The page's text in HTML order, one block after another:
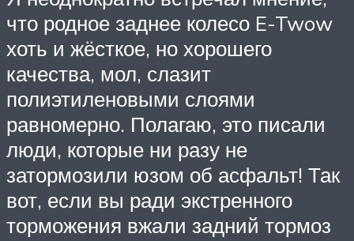
что родное заднее колесо E-Twow
хоть и жёсткое, но хорошего
качества, мол, слазит
полиэтиленовыми слоями
равномерно. Полагаю, это писали
люди, которые ни разу не
затормозили юзом об асфальт! Так
вот, если вы ради экстренного
торможения вжали задний тормоз